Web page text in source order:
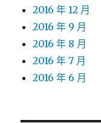
2016 年 12 月
2016 年 9 月
2016 年 8 月
2016 年 7 月
2016 年 6 月